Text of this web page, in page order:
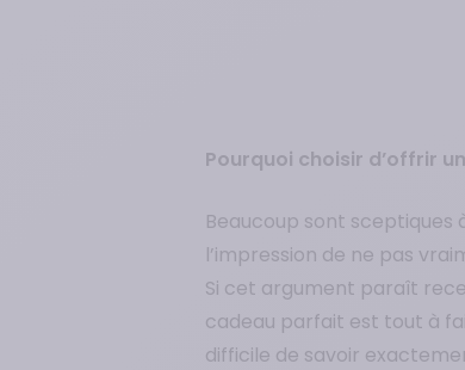
Pourquoi choisir d’offrir
Beaucoup sont sceptiques
l’impression de ne pas
Si cet argument paraît
cadeau parfait est tout à
difficile de savoir